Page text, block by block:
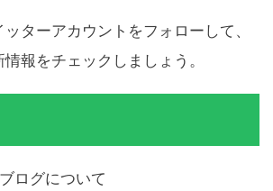
ターアカウントをフォローして、
報をチェックしましょう。
ログについて